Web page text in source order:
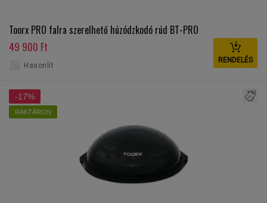
Toorx PRO falra szerelhető húzódzkodó rúd BT-PRO
49 900 Ft
RENDELÉS
Hasonlít
-17%
RAKTÁRON